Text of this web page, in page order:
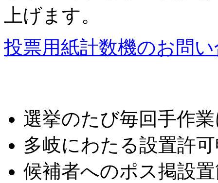
上げます。
投票用紙計数機のお問
選挙のたび毎回手作
多岐にわたる設置許
候補者へのポス掲設